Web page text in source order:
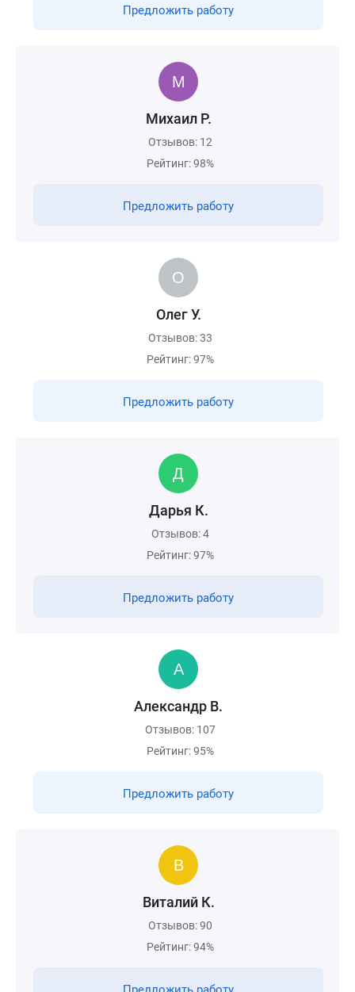
Предложить работу
Михаил Р.
Отзывов: 12
Рейтинг: 98%
Предложить работу
Олег У.
Отзывов: 33
Рейтинг: 97%
Предложить работу
Дарья К.
Отзывов: 4
Рейтинг: 97%
Предложить работу
Александр В.
Отзывов: 107
Рейтинг: 95%
Предложить работу
Виталий К.
Отзывов: 90
Рейтинг: 94%